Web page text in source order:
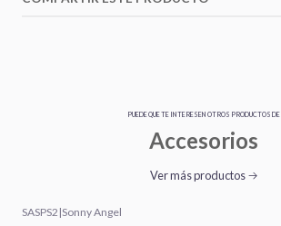
PUEDE QUE TE INTERESEN OTROS PRODUCTOS DE
Accesorios
Ver más productos
SASPS2 |Sonny Angel